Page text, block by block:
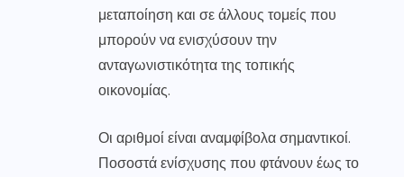
μεταποίηση και σε άλλους τομείς που
μπορούν να ενισχύσουν την
ανταγωνιστικότητα της τοπικής
οικονομίας.
Οι αριθμοί είναι αναμφίβολα σημαντικοί.
Ποσοστά ενίσχυσης που φτάνουν έως το